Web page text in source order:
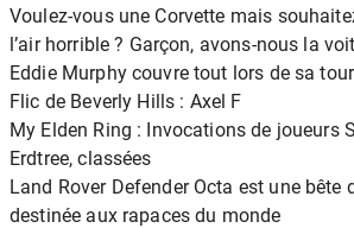
Voulez-vous une Corvette mais
l’air horrible ? Garçon, avons-nous la
Eddie Murphy couvre tout lors de sa
Flic de Beverly Hills : Axel F
My Elden Ring : Invocations de joueurs
Erdtree, classées
Land Rover Defender Octa est une bête
destinée aux rapaces du monde